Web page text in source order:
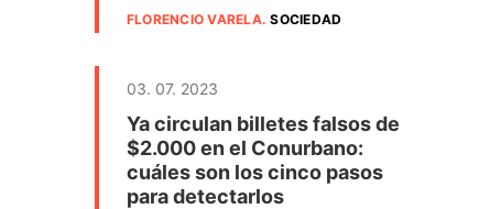
FLORENCIO VARELA.SOCIEDAD
03. 07. 2023
Ya circulan billetes falsos de
$2.000 en el Conurbano:
cuáles son los cinco pasos
para detectarlos